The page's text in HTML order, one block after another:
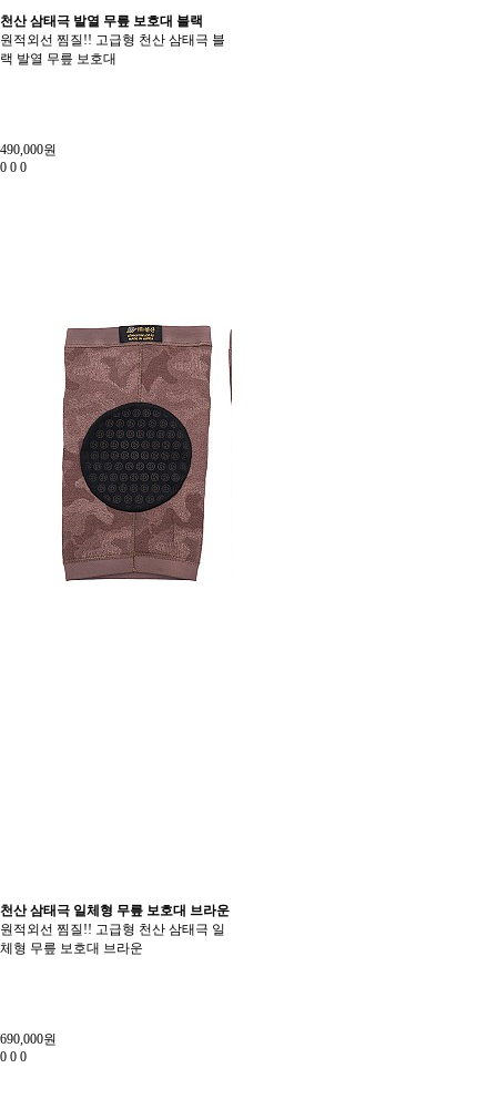
천산 삼태극 발열 무릎 보호대 블랙
원적외선 찜질!! 고급형 천산 삼태극 블
랙 발열 무릎 보호대
490,000원
0 0 0
천산 삼태극 일체형 무릎 보호대 브라운
원적외선 찜질!! 고급형 천산 삼태극 일
체형 무릎 보호대 브라운
690,000원
0 0 0